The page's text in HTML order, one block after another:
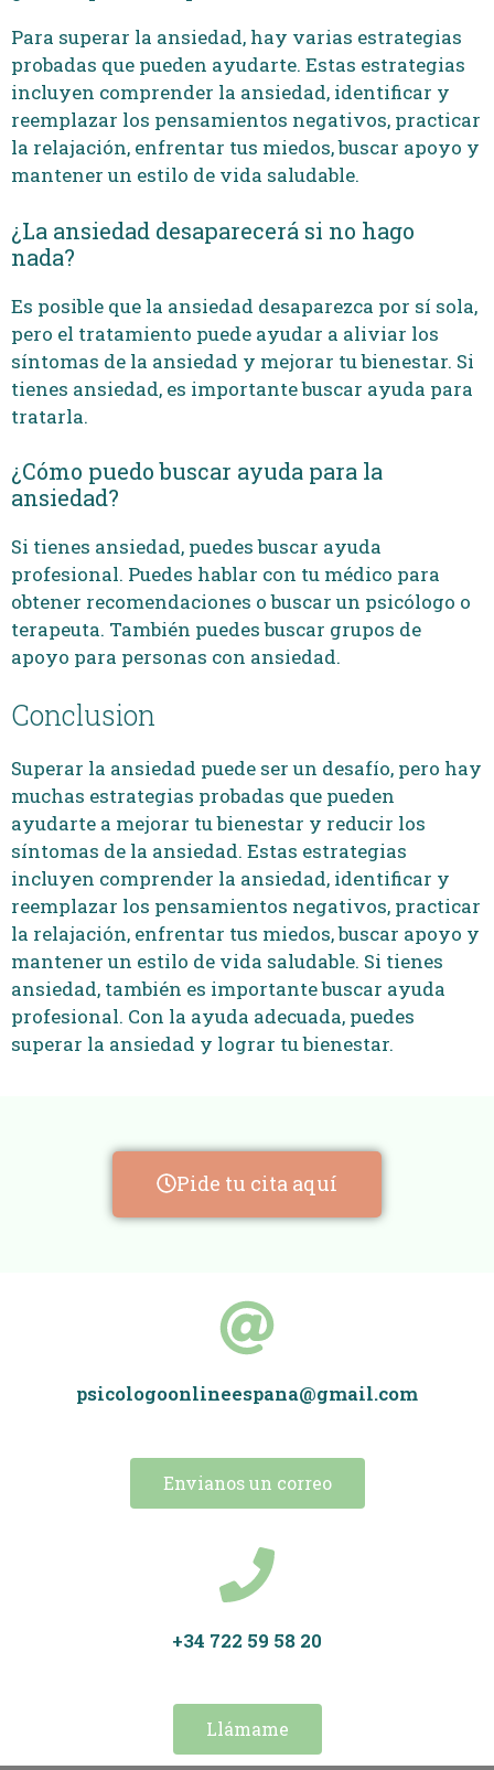
Para superar la ansiedad, hay varias estrategias
probadas que pueden ayudarte. Estas estrategias
incluyen comprender la ansiedad, identificar y
reemplazar los pensamientos negativos, practicar
la relajación, enfrentar tus miedos, buscar apoyo y
mantener un estilo de vida saludable.
¿La ansiedad desaparecerá si no hago
nada?
Es posible que la ansiedad desaparezca por sí sola,
pero el tratamiento puede ayudar a aliviar los
síntomas de la ansiedad y mejorar tu bienestar. Si
tienes ansiedad, es importante buscar ayuda para
tratarla.
¿Cómo puedo buscar ayuda para la
ansiedad?
Si tienes ansiedad, puedes buscar ayuda
profesional. Puedes hablar con tu médico para
obtener recomendaciones o buscar un psicólogo o
terapeuta. También puedes buscar grupos de
apoyo para personas con ansiedad.
Conclusion
Superar la ansiedad puede ser un desafío, pero hay
muchas estrategias probadas que pueden
ayudarte a mejorar tu bienestar y reducir los
síntomas de la ansiedad. Estas estrategias
incluyen comprender la ansiedad, identificar y
reemplazar los pensamientos negativos, practicar
la relajación, enfrentar tus miedos, buscar apoyo y
mantener un estilo de vida saludable. Si tienes
ansiedad, también es importante buscar ayuda
profesional. Con la ayuda adecuada, puedes
superar la ansiedad y lograr tu bienestar.
Pide tu cita aquí
psicologoonlineespana@gmail.com
Envianos un correo
+34 722 59 58 20
Llámame